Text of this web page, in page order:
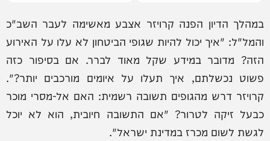
במהלך הדיון הפנה קרויזר אצבע מאשימה לעבר השב"כ
והמל"ל: "איך יכול להיות שגופי הביטחון לא עלו על האירוע
הזה? מדובר במידע שקל מאוד לברר. אם בסיפור כזה
פשוט נכשלתם, איך תעלו על איומים מורכבים יותר?".
קרויזר דרש מהגופים תשובה רשמית: האם אל-מסרי מוכר
כבעל זיקה לטרור? "אם התשובה חיובית, הוא לא יוכל
לגשת לשום מכרז במדינת ישראל".